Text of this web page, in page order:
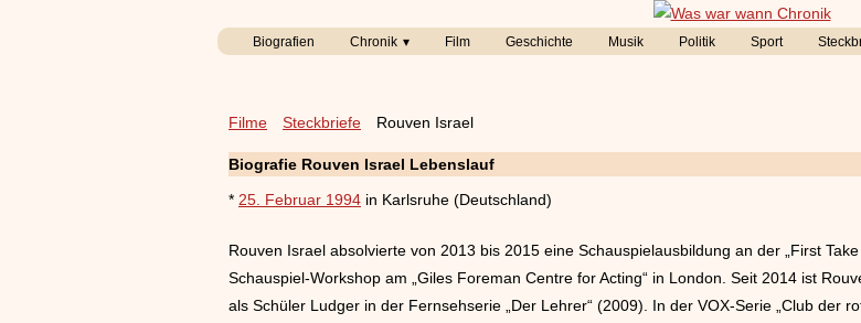
Biografien Chronik Film Geschichte Musik Politik Sport
Filme Steckbriefe Rouven Israel
Biografie Rouven Israel Lebenslauf
* 25. Februar 1994 in Karlsruhe (Deutschland)
Rouven Israel absolvierte von 2013 bis 2015 eine Schauspielausbildung an der „First
Schauspiel-Workshop am „Giles Foreman Centre for Acting“ in London. Seit 2014 ist
als Schüler Ludger in der Fernsehserie „Der Lehrer“ (2009). In der VOX-Serie „Club der